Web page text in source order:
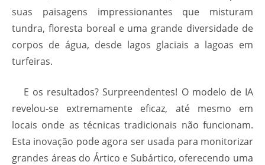
suas paisagens impressionantes que misturam
tundra, floresta boreal e uma grande diversidade de
corpos de água, desde lagos glaciais a lagoas em
turfeiras.
E os resultados? Surpreendentes! O modelo de IA
revelou-se extremamente eficaz, até mesmo em
locais onde as técnicas tradicionais não funcionam.
Esta inovação pode agora ser usada para monitorizar
grandes áreas do Ártico e Subártico, oferecendo uma